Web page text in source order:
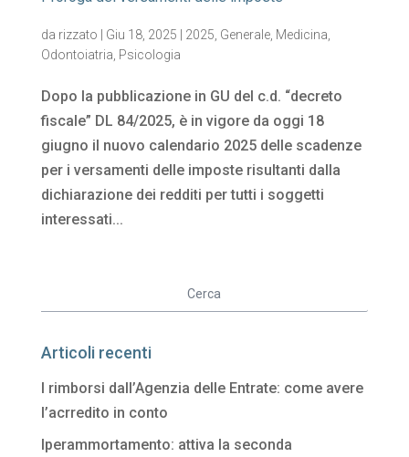
da rizzato Giu 18, 2025 2025 Generale, Medicina
Odontoiatria Psicologia
Dopo la pubblicazione in GU del c.d. “decreto
fiscale” DL 84/2025, è in vigore da oggi 18
giugno il nuovo calendario 2025 delle scadenze
per i versamenti delle imposte risultanti dalla
dichiarazione dei redditi per tutti i soggetti
interessati...
Articoli recenti
I rimborsi dall’Agenzia delle Entrate: come avere
l’acrredito in conto
Iperammortamento: attiva la seconda